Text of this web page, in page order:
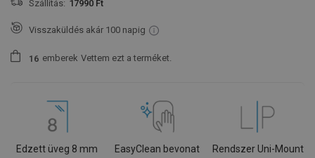
Szállítás: 17990 Ft
Visszaküldés akár 100 napig
1 6 emberek Vettem ezt a terméket.
Edzett üveg 8 mm EasyClean bevonat Rendszer Uni-Mount